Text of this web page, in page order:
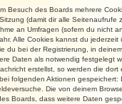
Besuch des Boards mehrere
(damit dir alle
an Umfragen (sofern du nicht
Alle Cookies kannst du jederzeit
du bei der Registrierung, in
Daten als notwendig festgelegt
erstellst, so werden die
folgenden Aktionen
Die von deinem
Boards, dass weitere Daten